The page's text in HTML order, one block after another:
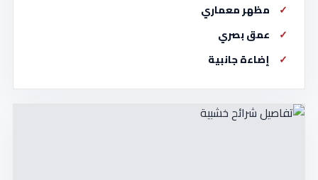
مظهر معماري
عمق بصري
إضاءة جانبية